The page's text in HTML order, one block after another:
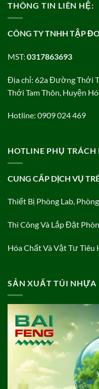
THÔNG TIN LIÊN HỆ:
CÔNG TY TNHH TẬP
MST: 0317863693
Địa chỉ: 62a Đường Thới
Thới Tam Thôn, Huyện
Hotline: 0909 024 469
HOTLINE PHỤ
CUNG CẤP DỊCH VỤ
Thiết Bị Phòng Lab,
Thi Công Và Lắp Đặt
Hóa Chất Và Vật Tư Tiêu
SẢN XUẤT TÚI NHỰA